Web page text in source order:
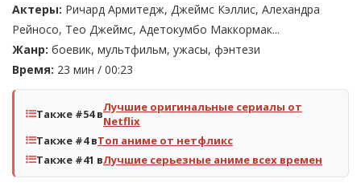
Актеры: Ричард Армитедж, Джеймс Кэллис, Алехандра
Рейносо, Тео Джеймс, Адетокумбо Маккормак...
Жанр: боевик, мультфильм, ужасы, фэнтези
Время: 23 мин / 00:23
Также #54 вЛучшие оригинальные сериалы от
Netflix
Также #4 вТоп аниме от нетфликс
Также #41 вЛучшие серьезные аниме всех времен